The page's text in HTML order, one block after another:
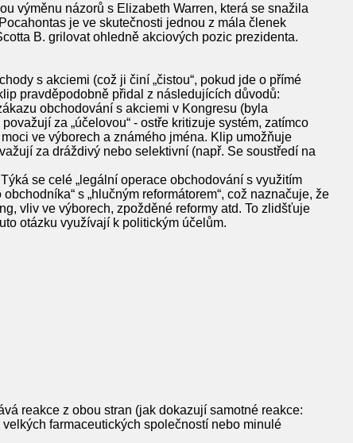
výměnu názorů s Elizabeth Warren, která se snažila
je ve skutečnosti jednou z mála členek
B. grilovat ohledně akciových pozic prezidenta.
s akciemi (což ji činí „čistou“, pokud jde o přímé
pravděpodobně přidal z následujících důvodů:
obchodování s akciemi v Kongresu (byla
za „účelovou“ - ostře kritizuje systém, zatímco
ve výborech a známého jména. Klip umožňuje
za dráždivý nebo selektivní (např. Se soustředí na
se celé „legální operace obchodování s využitím
s „hlučným reformátorem“, což naznačuje, že
vliv ve výborech, zpožděné reformy atd. To zlidšťuje
otázku využívají k politickým účelům.
reakce z obou stran (jak dokazují samotné reakce:
farmaceutických společností nebo minulé